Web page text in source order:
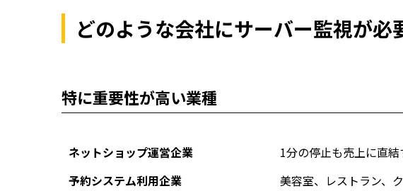
どのような会社にサーバー監視が必
特に重要性が高い業種
ネットショップ運営企業
1分の停止も売上に直結
予約システム利用企業
美容室、レストラン、